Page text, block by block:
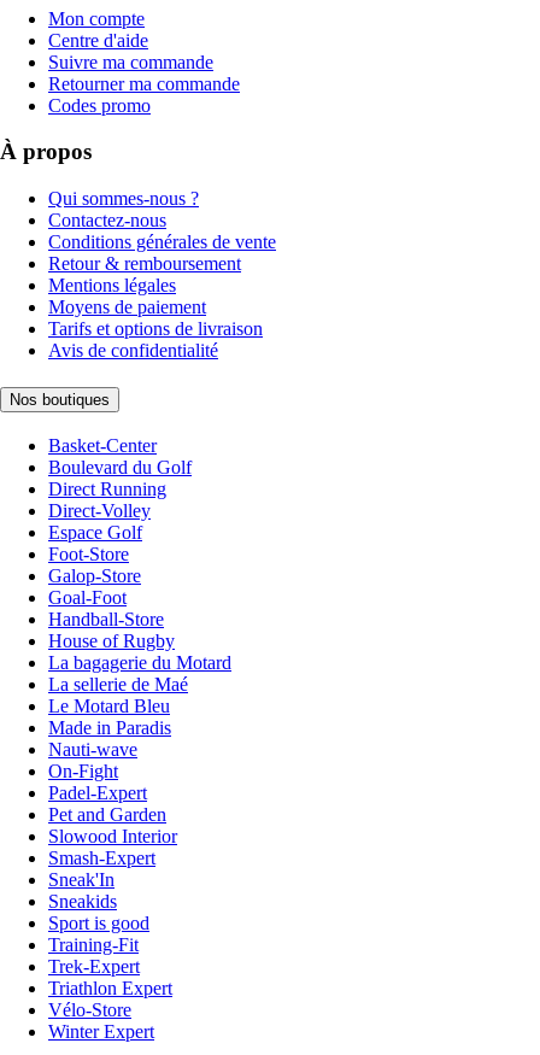
Mon compte
Centre d'aide
Suivre ma commande
Retourner ma commande
Codes promo
À propos
Qui sommes-nous ?
Contactez-nous
Conditions générales de vente
Retour & remboursement
Mentions légales
Moyens de paiement
Tarifs et options de livraison
Avis de confidentialité
Nos boutiques
Basket-Center
Boulevard du Golf
Direct Running
Direct-Volley
Espace Golf
Foot-Store
Galop-Store
Goal-Foot
Handball-Store
House of Rugby
La bagagerie du Motard
La sellerie de Maé
Le Motard Bleu
Made in Paradis
Nauti-wave
On-Fight
Padel-Expert
Pet and Garden
Slowood Interior
Smash-Expert
Sneak'In
Sneakids
Sport is good
Training-Fit
Trek-Expert
Triathlon Expert
Vélo-Store
Winter Expert